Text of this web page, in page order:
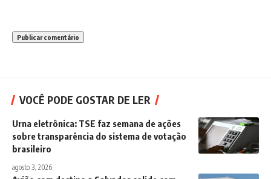
VOCÊ PODE GOSTAR DE LER
Urna eletrônica: TSE faz semana de ações
sobre transparência do sistema de votação
brasileiro
agosto 3, 2026